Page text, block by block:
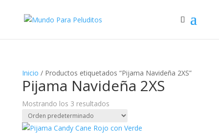
Inicio / Productos etiquetados “Pijama Navideña 2XS”
Pijama Navideña 2XS
Mostrando los 3 resultados